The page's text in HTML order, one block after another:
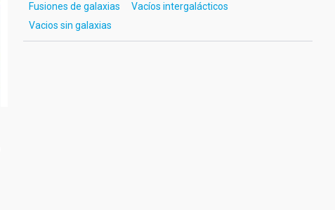
Fusiones de galaxias
Vacíos intergalácticos
Vacios sin galaxias